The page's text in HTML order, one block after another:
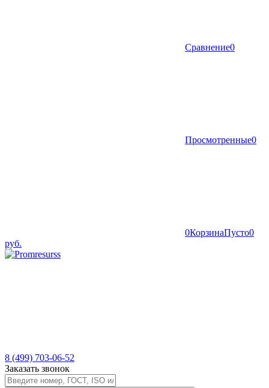
Сравнение0
Просмотренные0
0КорзинаПусто0
руб.
8 (499) 703-06-52
Заказать звонок